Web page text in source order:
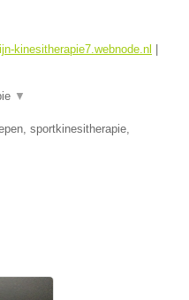
kinesitherapie7.webnode.nl
▼
sportkinesitherapie,